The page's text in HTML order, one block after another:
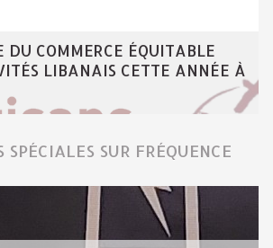
COMMERCE ÉQUITABLE
LIBANAIS CETTE ANNÉE À
SPÉCIALES SUR FRÉQUENCE